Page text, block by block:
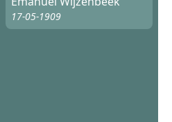
17-05-1909